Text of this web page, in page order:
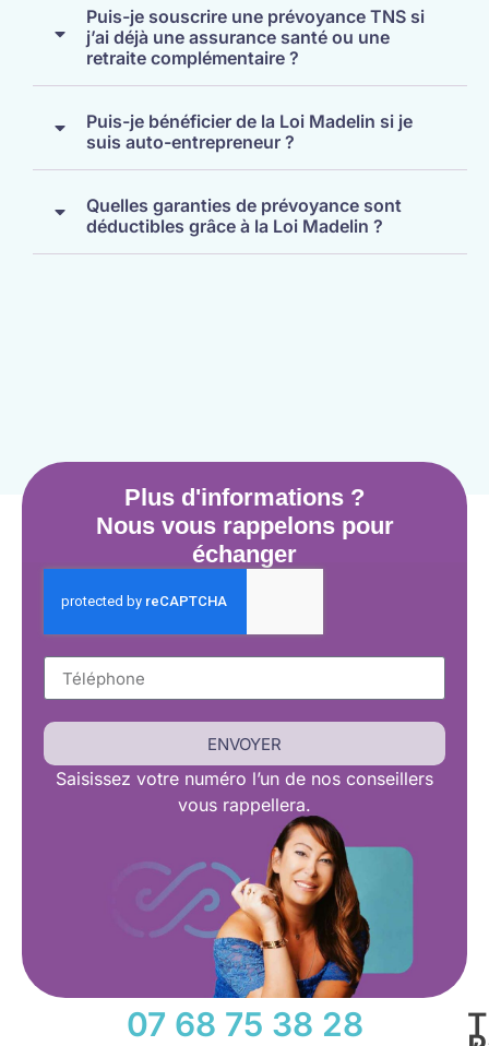
Puis-je souscrire une prévoyance TNS si
j’ai déjà une assurance santé ou une
retraite complémentaire ?
Puis-je bénéficier de la Loi Madelin si je
suis auto-entrepreneur ?
Quelles garanties de prévoyance sont
déductibles grâce à la Loi Madelin ?
Plus d'informations ?
Nous vous rappelons pour
échanger
ENVOYER
Saisissez votre numéro l’un de nos conseillers
vous rappellera.
07 68 75 38 28